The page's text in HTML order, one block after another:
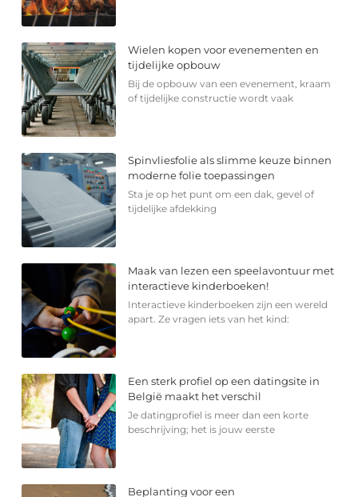
Wielen kopen voor evenementen en
tijdelijke opbouw
Bij de opbouw van een evenement, kraam
of tijdelijke constructie wordt vaak
Spinvliesfolie als slimme keuze binnen
moderne folie toepassingen
Sta je op het punt om een dak, gevel of
tijdelijke afdekking
Maak van lezen een speelavontuur met
interactieve kinderboeken!
Interactieve kinderboeken zijn een wereld
apart. Ze vragen iets van het kind:
Een sterk profiel op een datingsite in
België maakt het verschil
Je datingprofiel is meer dan een korte
beschrijving; het is jouw eerste
Beplanting voor een